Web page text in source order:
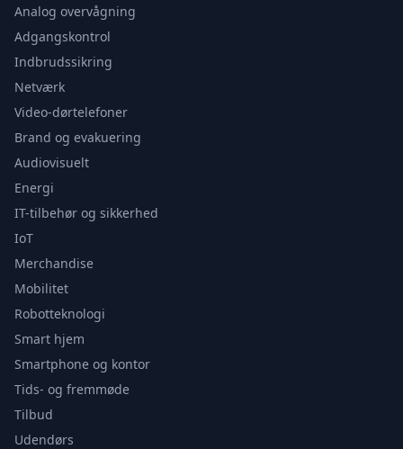
Analog overvågning
Adgangskontrol
Indbrudssikring
Netværk
Video-dørtelefoner
Brand og evakuering
Audiovisuelt
Energi
IT-tilbehør og sikkerhed
IoT
Merchandise
Mobilitet
Robotteknologi
Smart hjem
Smartphone og kontor
Tids- og fremmøde
Tilbud
Udendørs